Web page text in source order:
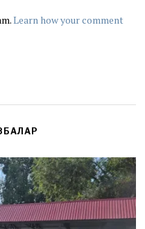
Learn how your comment